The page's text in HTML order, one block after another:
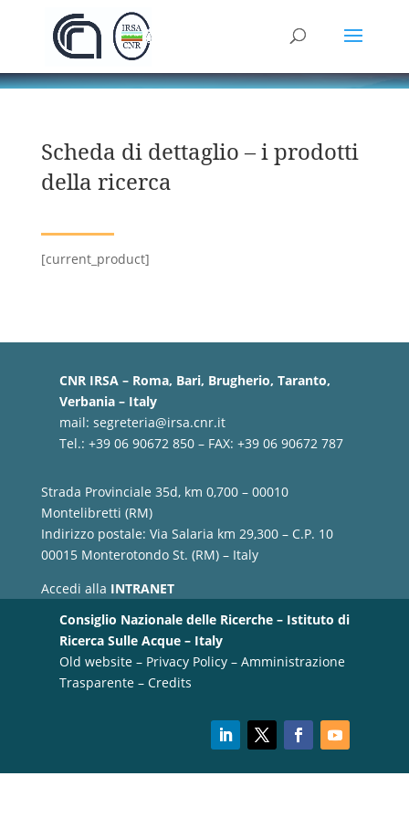
Scheda di dettaglio – i prodotti
della ricerca
[current_product]
CNR IRSA – Roma, Bari, Brugherio, Taranto,
Verbania – Italy
mail: segreteria@irsa.cnr.it
Tel.: +39 06 90672 850 – FAX: +39 06 90672 787
Strada Provinciale 35d, km 0,700 – 00010
Montelibretti (RM)
Indirizzo postale: Via Salaria km 29,300 – C.P. 10
00015 Monterotondo St. (RM) – Italy
Accedi alla INTRANET
Consiglio Nazionale delle Ricerche – Istituto di
Ricerca Sulle Acque – Italy
Old website– Privacy Policy– Amministrazione
Trasparente– Credits